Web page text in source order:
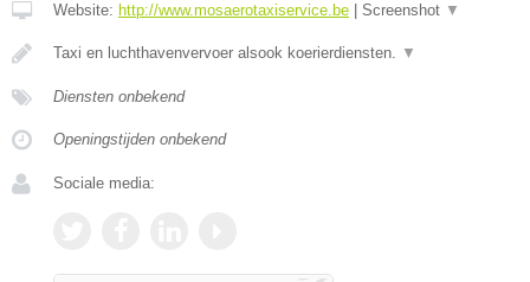
Website: http://www.mosaerotaxiservice.be Screenshot ▼
Taxi en luchthavenvervoer alsook koerierdiensten. ▼
Diensten onbekend
Openingstijden onbekend
Sociale media: